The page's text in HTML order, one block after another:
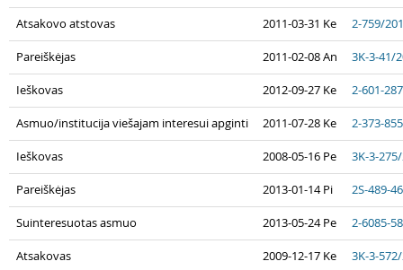
Atsakovo atstovas 2011-03-31 Ke 2-759/
Pareiškėjas 2011-02-08 An 3K-3-41/
Ieškovas 2012-09-27 Ke 2-601-
Asmuo/institucija viešajam interesui apginti 2011-07-28 Ke 2-373-
Ieškovas 2008-05-16 Pe 3K-3-
Pareiškėjas 2013-01-14 Pi 2S-489-
Suinteresuotas asmuo 2013-05-24 Pe 2-6085-
Atsakovas 2009-12-17 Ke 3K-3-